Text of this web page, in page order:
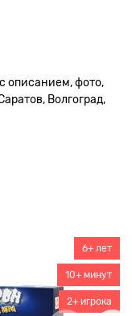
описанием, фото,
Волгоград,
6+ лет
10+ минут
2+ игрока